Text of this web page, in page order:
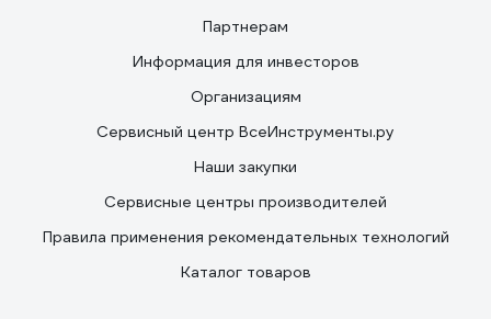
Партнерам
Информация для инвесторов
Организациям
Сервисный центр ВсеИнструменты.ру
Наши закупки
Сервисные центры производителей
Правила применения рекомендательных технологий
Каталог товаров